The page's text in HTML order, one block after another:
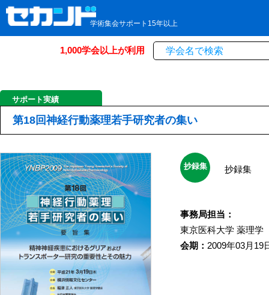
学術集会サポート15年以上
1,000学会以上が利用
サポート実績
第18回神経行動薬理若手研究者の集い
抄録集 抄録集
事務局担当：
東京医科大学 薬理学
会期： 2009年03月19